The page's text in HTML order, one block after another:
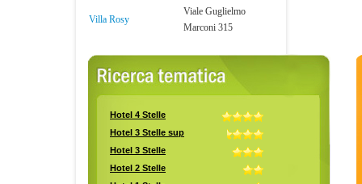
Villa Rosy
Viale Guglielmo
Marconi 315